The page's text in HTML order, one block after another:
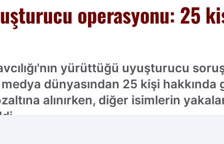
operasyonu: 25
yürüttüğü uyuşturucu
dünyasından 25 kişi hakkında
alınırken, diğer isimlerin